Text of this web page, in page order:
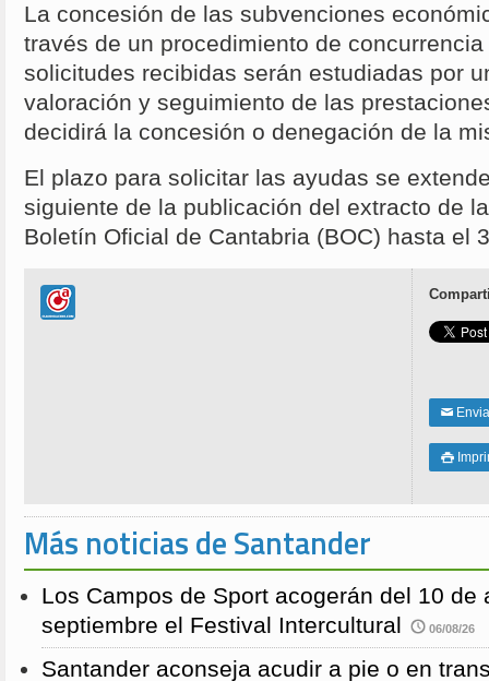
La concesión de las subvenciones
través de un procedimiento de
solicitudes recibidas serán estudiadas por
valoración y seguimiento de las
decidirá la concesión o denegación de la
El plazo para solicitar las ayudas se
siguiente de la publicación del extracto de
Boletín Oficial de Cantabria (BOC) hasta el
✉

Más noticias de Santander
Los Campos de Sport acogerán del 10 de
septiembre el Festival Intercultural
06/08/26
Santander aconseja acudir a pie o en